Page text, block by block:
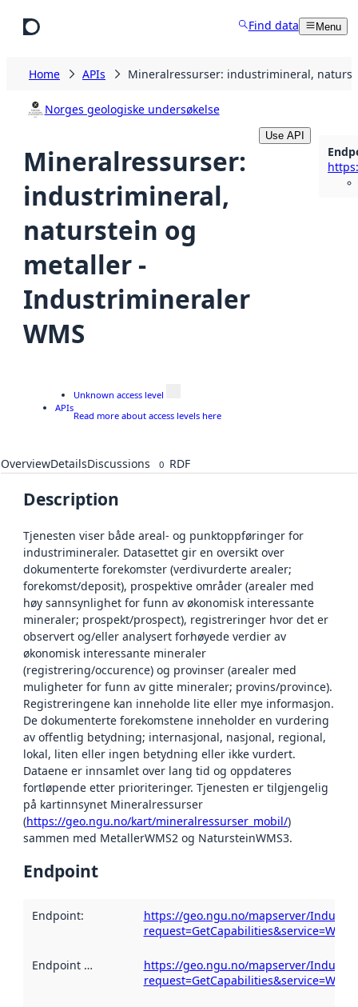
Find data Menu
Home APIs Mineralressurser: industrimineral,
Norges geologiske undersøkelse
Mineralressurser:
industrimineral,
naturstein og
metaller -
Industrimineraler
WMS
Use API
APIs
Unknown access level
Read more about access levels here
OverviewDetailsDiscussions 0 RDF
Description
Tjenesten viser både areal- og punktoppføringer for
industrimineraler. Datasettet gir en oversikt over
dokumenterte forekomster (verdivurderte arealer;
forekomst/deposit), prospektive områder (arealer med
høy sannsynlighet for funn av økonomisk interessante
mineraler; prospekt/prospect), registreringer hvor det er
observert og/eller analysert forhøyede verdier av
økonomisk interessante mineraler
(registrering/occurence) og provinser (arealer med
muligheter for funn av gitte mineraler; provins/province).
Registreringene kan inneholde lite eller mye informasjon.
De dokumenterte forekomstene inneholder en vurdering
av offentlig betydning; internasjonal, nasjonal, regional,
lokal, liten eller ingen betydning eller ikke vurdert.
Dataene er innsamlet over lang tid og oppdateres
fortløpende etter prioriteringer. Tjenesten er tilgjengelig
på kartinnsynet Mineralressurser
(https://geo.ngu.no/kart/mineralressurser_mobil/)
sammen med MetallerWMS2 og NatursteinWMS3.
Endpoint
Endpoint:
https://geo.ngu.no/mapserver/
request=GetCapabilities&service=WMS
Endpoint description :https://geo.ngu.no/mapserver/
request=GetCapabilities&service=WMS